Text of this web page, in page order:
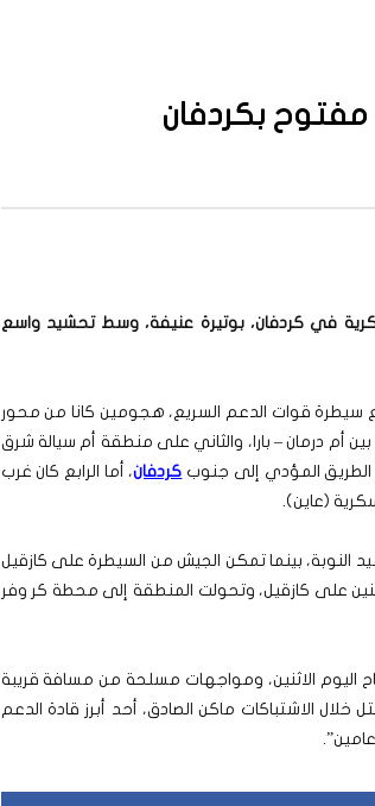
بكردفان
في كردفان، بوتيرة عنيفة، وسط تحشيد واسع
قوات الدعم السريع، هجومين كانا من محور
أم درمان – بارا، والثاني على منطقة أم سيالة شرق
الطريق المؤدي إلى جنوب كردفان، أما الرابع كان غرب
(عاين).
بينما تمكن الجيش من السيطرة على كازقيل
على كازقيل، وتحولت المنطقة إلى محطة كر وفر
اليوم الاثنين، ومواجهات مسلحة من مسافة قريبة
الاشتباكات ماكن الصادق، أحد أبرز قادة الدعم